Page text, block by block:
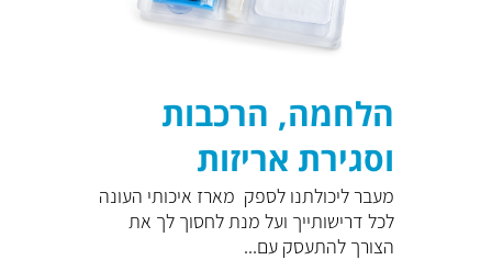
הלחמה, הרכבות
וסגירת אריזות
בחדרים נקיים
מעבר ליכולתנו לספק מארז איכותי העונה
לכל דרישותייך ועל מנת לחסוך לך את
הצורך להתעסק עם...